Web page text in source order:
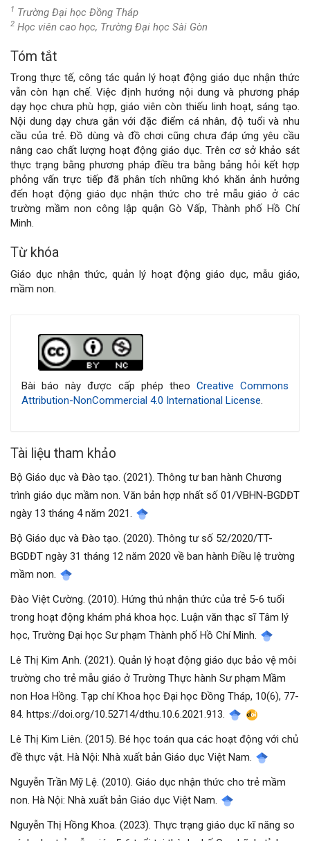
1 Trường Đại học Đồng Tháp
2 Học viên cao học, Trường Đại học Sài Gòn
Nội
dung
chính
của
bài
viết
Tóm tắt
Trong thực tế, công tác quản lý hoạt động giáo dục nhận thức
vẫn còn hạn chế. Việc định hướng nội dung và phương pháp
dạy học chưa phù hợp, giáo viên còn thiếu linh hoạt, sáng tạo.
Nội dung dạy chưa gắn với đặc điểm cá nhân, độ tuổi và nhu
cầu của trẻ. Đồ dùng và đồ chơi cũng chưa đáp ứng yêu cầu
nâng cao chất lượng hoạt động giáo dục. Trên cơ sở khảo sát
thực trạng bằng phương pháp điều tra bằng bảng hỏi kết hợp
phỏng vấn trực tiếp đã phân tích những khó khăn ảnh hưởng
đến hoạt động giáo dục nhận thức cho trẻ mẫu giáo ở các
trường mầm non công lập quận Gò Vấp, Thành phố Hồ Chí
Minh.
Từ khóa
Giáo dục nhận thức, quản lý hoạt động giáo dục, mẫu giáo,
mầm non.
bài
Bài báo này được cấp phép theo Creative Commons
Attribution-NonCommercial 4.0 International License.
Tài liệu tham khảo
Bộ Giáo dục và Đào tạo. (2021). Thông tư ban hành Chương
trình giáo dục mầm non. Văn bản hợp nhất số 01/VBHN-BGDĐT
ngày 13 tháng 4 năm 2021.
Bộ Giáo dục và Đào tạo. (2020). Thông tư số 52/2020/TT-
BGDĐT ngày 31 tháng 12 năm 2020 về ban hành Điều lệ trường
mầm non.
Đào Việt Cường. (2010). Hứng thú nhận thức của trẻ 5-6 tuổi
trong hoạt động khám phá khoa học. Luận văn thạc sĩ Tâm lý
học, Trường Đại học Sư phạm Thành phố Hồ Chí Minh.
Lê Thị Kim Anh. (2021). Quản lý hoạt động giáo dục bảo vệ môi
trường cho trẻ mẫu giáo ở Trường Thực hành Sư phạm Mầm
non Hoa Hồng. Tạp chí Khoa học Đại học Đồng Tháp, 10(6), 77-
84. https://doi.org/10.52714/dthu.10.6.2021.913.
Lê Thị Kim Liên. (2015). Bé học toán qua các hoạt động với chủ
đề thực vật. Hà Nội: Nhà xuất bản Giáo dục Việt Nam.
Nguyễn Trần Mỹ Lệ. (2010). Giáo dục nhận thức cho trẻ mầm
non. Hà Nội: Nhà xuất bản Giáo dục Việt Nam.
Nguyễn Thị Hồng Khoa. (2023). Thực trạng giáo dục kĩ năng so